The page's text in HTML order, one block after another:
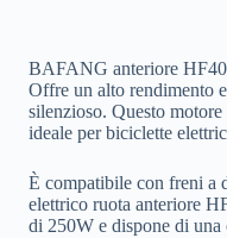
BAFANG anteriore
Offre un alto rendimento
silenzioso. Questo
ideale per biciclette
È compatibile con freni a
elettrico ruota anteriore
di 250W e dispone di